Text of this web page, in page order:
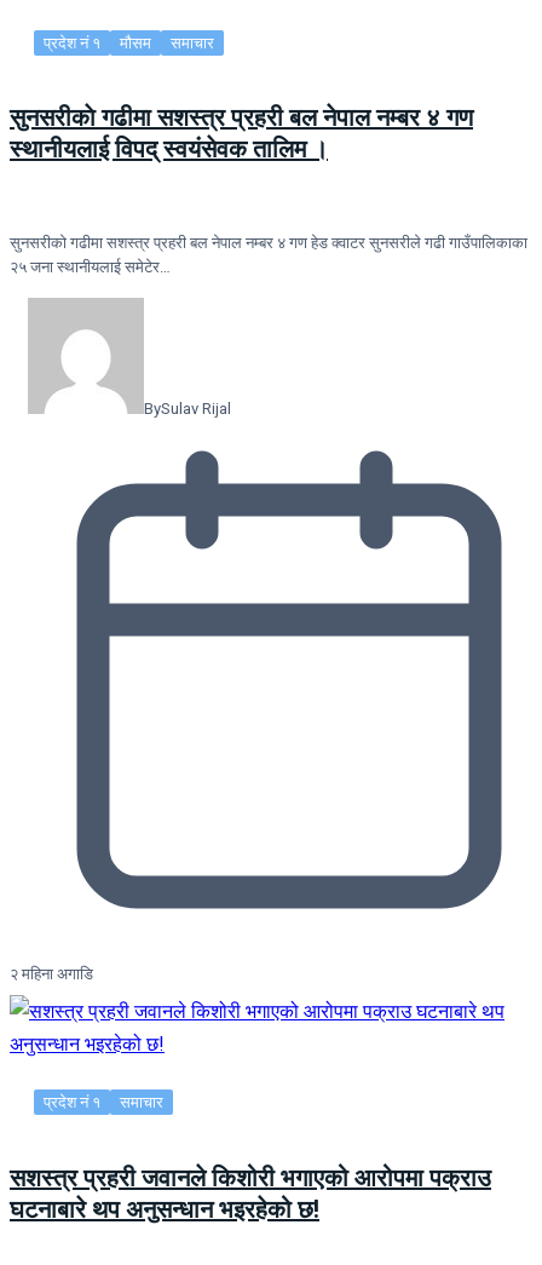
प्रदेश नं १ मौसम समाचार
सुनसरीकाे गढीमा सशस्त्र प्रहरी बल नेपाल नम्बर ४ गण
स्थानीयलाई विपद् स्वयंसेवक तालिम ।
सुनसरीकाे गढीमा सशस्त्र प्रहरी बल नेपाल नम्बर ४ गण हेड क्वाटर सुनसरीले गढी गाउँपालिकाका
२५ जना स्थानीयलाई समेटेर…
BySulav Rijal
२ महिना अगाडि
प्रदेश नं १ समाचार
सशस्त्र प्रहरी जवानले किशोरी भगाएको आरोपमा पक्राउ
घटनाबारे थप अनुसन्धान भइरहेको छ!